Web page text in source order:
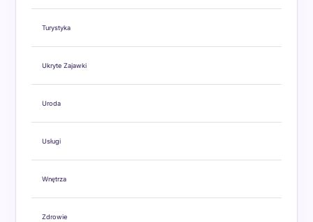
Turystyka
Ukryte Zajawki
Uroda
Usługi
Wnętrza
Zdrowie